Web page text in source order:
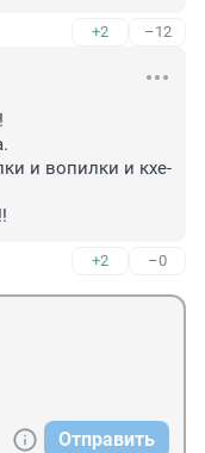
+2 –12
и вопилки и кхе-
+2 –0
Отправить